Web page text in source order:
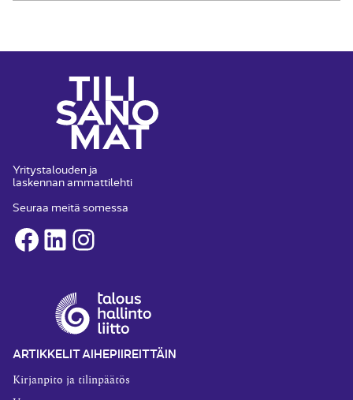
Yritystalouden ja
laskennan ammattilehti
Seuraa meitä somessa
Facebook
LinkedInInstagram
ARTIKKELIT AIHEPIIREITTÄIN
Kirjanpito ja tilinpäätös